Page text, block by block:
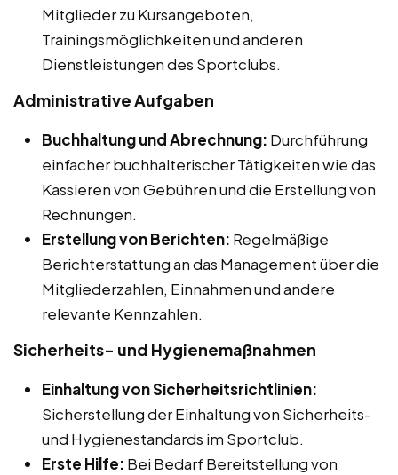
Mitglieder zu Kursangeboten,
Trainingsmöglichkeiten und anderen
Dienstleistungen des Sportclubs.
Administrative Aufgaben
Buchhaltung und Abrechnung: Durchführung
einfacher buchhalterischer Tätigkeiten wie das
Kassieren von Gebühren und die Erstellung von
Rechnungen.
Erstellung von Berichten: Regelmäßige
Berichterstattung an das Management über die
Mitgliederzahlen, Einnahmen und andere
relevante Kennzahlen.
Sicherheits- und Hygienemaßnahmen
Einhaltung von Sicherheitsrichtlinien:
Sicherstellung der Einhaltung von Sicherheits-
und Hygienestandards im Sportclub.
Erste Hilfe: Bei Bedarf Bereitstellung von